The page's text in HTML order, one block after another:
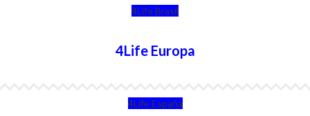
4Life Brasil
4Life Europa
4Life España